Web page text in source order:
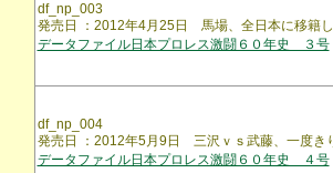
df_np_003
発売日 ：2012年4月25日 馬場、全日本に移籍
データファイル日本プロレス激闘６０年史 ３号
df_np_004
発売日 ：2012年5月9日 三沢ｖｓ武藤、一度き
データファイル日本プロレス激闘６０年史 ４号